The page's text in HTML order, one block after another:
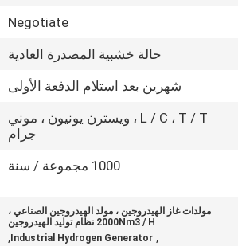
Negotiate
حالة خشبية المصدرة العادية
شهرين بعد استلام الدفعة الأولى
L / C ، T / T ، ويسترن يونيون ، موني
جرام
1000 مجموعة / سنة
مولدات غاز الهيدروجين ، مولد الهيدروجين الصناعي ،
2000Nm3 / H نظام توليد الهيدروجين
,
Industrial Hydrogen Generator
,